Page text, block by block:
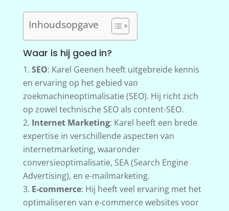
Inhoudsopgave
Waar is hij goed in?
SEO: Karel Geenen heeft uitgebreide kennis
en ervaring op het gebied van
zoekmachineoptimalisatie (SEO). Hij richt zich
op zowel technische SEO als content-SEO.
Internet Marketing: Karel heeft een brede
expertise in verschillende aspecten van
internetmarketing, waaronder
conversieoptimalisatie, SEA (Search Engine
Advertising), en e-mailmarketing.
E-commerce: Hij heeft veel ervaring met het
optimaliseren van e-commerce websites voor